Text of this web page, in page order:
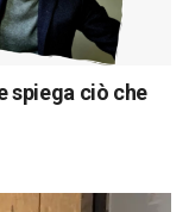
spiega ciò che